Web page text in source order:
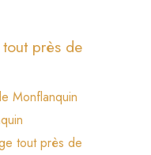
près de
Monflanquin
tout près de